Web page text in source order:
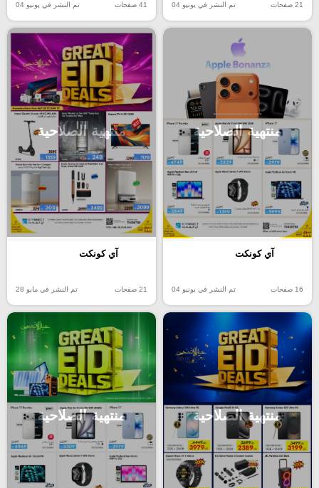
21 صفحات تم النشر في يونيو 04 41 صفحات تم النشر في يونيو 04
منتهية الصلاحية
آي كونكت
16 صفحات تم النشر في يونيو 04
منتهية الصلاحية
آي كونكت
21 صفحات تم النشر في مايو 28
منتهية الصلاحية منتهية الصلاحية